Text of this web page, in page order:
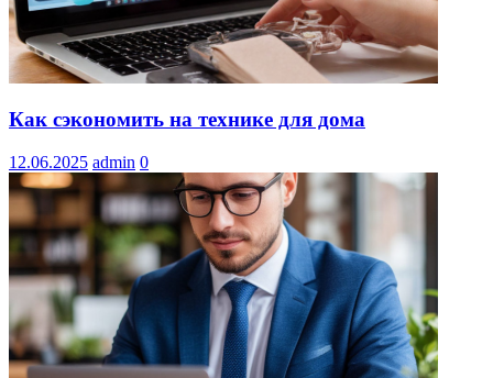
Как сэкономить на технике для дома
12.06.2025 admin 0